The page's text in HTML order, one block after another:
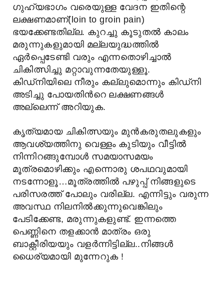
ഗുഹ്യഭാഗം വരെയുള്ള വേദന ഇതിന്റെ
ലക്ഷണമാണ്(loin to groin pain)
ഭയക്കേണ്ടതില്ല. കുറച്ചു കൂടുതല്‍ കാലം
മരുന്നുകളുമായി മല്ലയുദ്ധത്തില്‍
ഏര്‍പ്പെടേണ്ടി വരും എന്നതൊഴിച്ചാല്‍
ചികിത്സിച്ചു മറ്റാവുന്നതേയുള്ളൂ.
കിഡ്നിയിലെ നീരും കല്ലുമൊന്നും കിഡ്നി
അടിച്ചു പോയതിന്‍റെ ലക്ഷണങ്ങള്‍
അല്ലെന്ന് അറിയുക.
കൃത്യമായ ചികിത്സയും മുന്‍കരുതലുകളും
ആവശ്യത്തിനു വെള്ളം കുടിയും വീട്ടില്‍
നിന്നിറങ്ങുമ്പോള്‍ സമയാസമയം
മൂത്രമൊഴിക്കും എന്നൊരു ശപഥവുമായി
നടന്നോളൂ…മൂത്രത്തില്‍ പഴുപ്പ് നിങ്ങളുടെ
പരിസരത്ത് പോലും വരില്ല. എന്നിട്ടും വരുന്ന
അവസ്ഥ നിലനില്‍ക്കുന്നുവെങ്കിലും
പേടിക്കേണ്ട, മരുന്നുകളുണ്ട്. ഇന്നത്തെ
പെണ്ണിനെ തളക്കാന്‍ മാത്രം ഒരു
ബാക്റ്റീരിയയും വളര്‍ന്നിട്ടില്ല..നിങ്ങള്‍
ധൈര്യമായി മുന്നേറുക !